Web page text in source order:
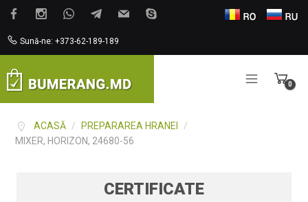
Sună-ne: +373-62-189-189
0
ACASĂ / PREPARAREA HRANEI
/
MIXER, HORIZON, 24680-56
CERTIFICATE